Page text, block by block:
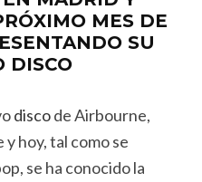
MES DE
SU
DISCO
discode Airbourne,
y hoy, tal como se
se ha conocido la